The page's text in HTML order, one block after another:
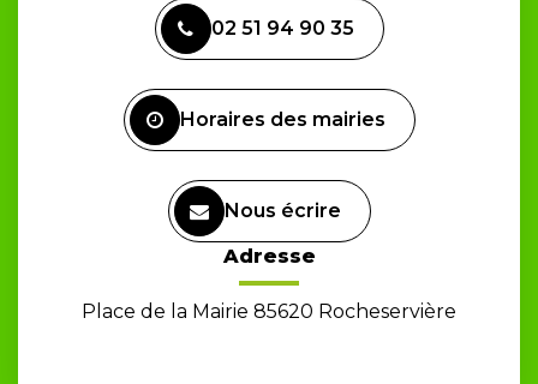
le
compte
02 51 94 90 35
Horaires des mairies
Nous écrire
Adresse
Place de la Mairie 85620 Rocheservière